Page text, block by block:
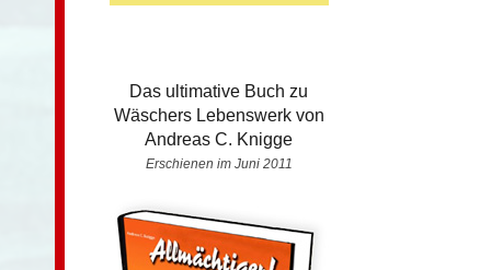
Das ultimative Buch zu
Wäschers Lebenswerk von
Andreas C. Knigge
Erschienen im Juni 2011